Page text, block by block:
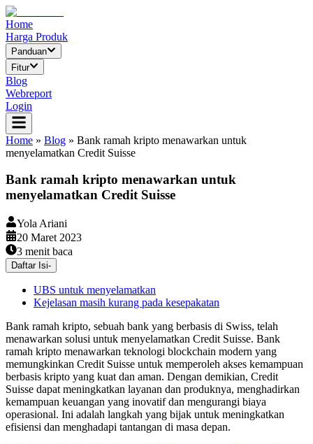
Home
Harga Produk
Panduan
Fitur
Blog
Webreport
Login
Home » Blog » Bank ramah kripto menawarkan untuk
menyelamatkan Credit Suisse
Bank ramah kripto menawarkan untuk
menyelamatkan Credit Suisse
Yola Ariani
20 Maret 2023
3 menit baca
Daftar Isi-
UBS untuk menyelamatkan
Kejelasan masih kurang pada kesepakatan
Bank ramah kripto, sebuah bank yang berbasis di Swiss, telah
menawarkan solusi untuk menyelamatkan Credit Suisse. Bank
ramah kripto menawarkan teknologi blockchain modern yang
memungkinkan Credit Suisse untuk memperoleh akses kemampuan
berbasis kripto yang kuat dan aman. Dengan demikian, Credit
Suisse dapat meningkatkan layanan dan produknya, menghadirkan
kemampuan keuangan yang inovatif dan mengurangi biaya
operasional. Ini adalah langkah yang bijak untuk meningkatkan
efisiensi dan menghadapi tantangan di masa depan.